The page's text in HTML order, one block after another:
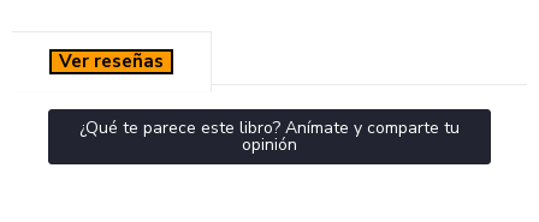
Ver reseñas
¿Qué te parece este libro? Anímate y comparte tu
opinión